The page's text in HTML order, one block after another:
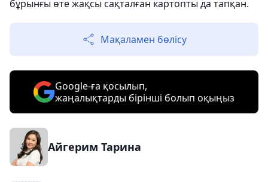
бұрынғы өте жақсы сақталған картопты да тапқан.
Мақаламен бөлісу
Google-ға қосылып,
жаңалықтарды бірінші болып оқыңыз
Айгерим Тарина